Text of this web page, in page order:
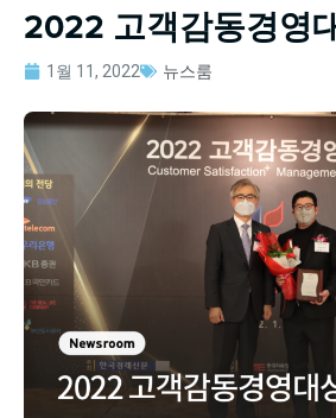
2022 고객감동경영
1월 11, 2022 뉴스룸